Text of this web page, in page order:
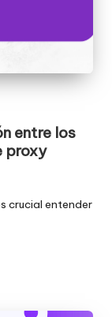
entre los
proxy
crucial entender